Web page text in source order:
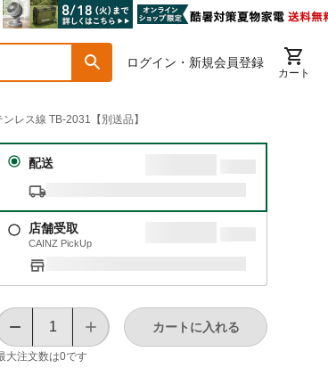
ログイン・新規会員登録
カート
レス線 TB-2031【別送品】
配送
店舗受取
CAINZ PickUp
大注文数は0です
カートに入れる